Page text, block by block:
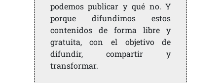
podemos publicar y qué no. Y
porque difundimos estos
contenidos de forma libre y
gratuita, con el objetivo de
difundir, compartir y
transformar.